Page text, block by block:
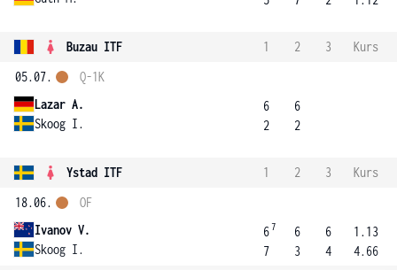
Buzau ITF 1 2 3
Kurs
05.07.
Lazar A.
Skoog I.
Q-1K
6
2
6
2
Ystad ITF 1 2 3
Kurs
18.06.
Ivanov V.
Skoog I.
OF
67
7
6
3
6
4
1.13
4.66